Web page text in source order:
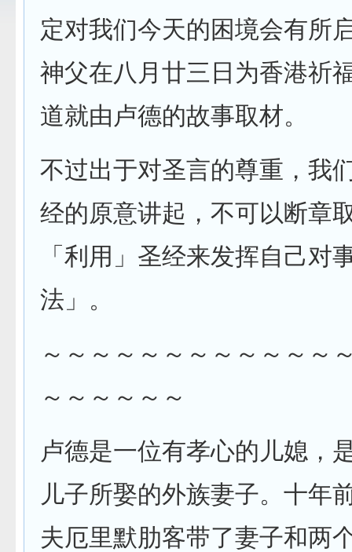
定对我们今天的困境会有所
神父在八月廿三日为香港祈
道就由卢德的故事取材。
不过出于对圣言的尊重，我
经的原意讲起，不可以断章
「利用」圣经来发挥自己对
法」。
～～～～～～～～～～～～
～～～～～～
卢德是一位有孝心的儿媳，
儿子所娶的外族妻子。十年
夫厄里默肋客带了妻子和两